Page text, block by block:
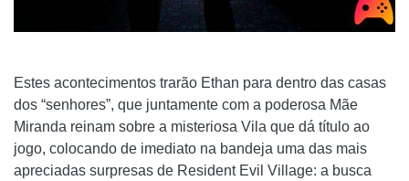
Estes acontecimentos trarão Ethan para dentro das casas
dos “senhores”, que juntamente com a poderosa Mãe
Miranda reinam sobre a misteriosa Vila que dá título ao
jogo, colocando de imediato na bandeja uma das mais
apreciadas surpresas de Resident Evil Village: a busca